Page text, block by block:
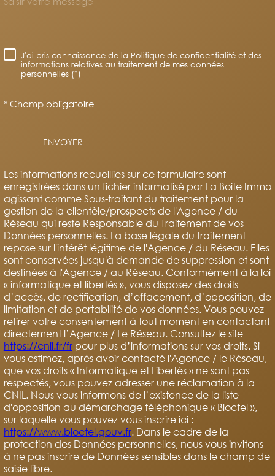
RÈGLEMENTATION
J'ai pris connaissance de la Politique de confidentialité et des
informations relatives au traitement de mes données
personnelles (*)
* Champ obligatoire
ENVOYER
Les informations recueillies sur ce formulaire sont
enregistrées dans un fichier informatisé par La Boite Immo
agissant comme Sous-traitant du traitement pour la
gestion de la clientèle/prospects de l'Agence / du
Réseau qui reste Responsable du Traitement de vos
Données personnelles. La base légale du traitement
repose sur l'intérêt légitime de l'Agence / du Réseau. Elles
sont conservées jusqu'à demande de suppression et sont
destinées à l'Agence / au Réseau. Conformément à la loi
« informatique et libertés », vous disposez des droits
d’accès, de rectification, d’effacement, d’opposition, de
limitation et de portabilité de vos données. Vous pouvez
retirer votre consentement à tout moment en contactant
directement l’Agence / Le Réseau. Consultez le site
https://cnil.fr/frpour plus d’informations sur vos droits. Si
vous estimez, après avoir contacté l'Agence / le Réseau,
que vos droits « Informatique et Libertés » ne sont pas
respectés, vous pouvez adresser une réclamation à la
CNIL. Nous vous informons de l’existence de la liste
d'opposition au démarchage téléphonique « Bloctel »,
sur laquelle vous pouvez vous inscrire ici :
https://www.bloctel.gouv.fr. Dans le cadre de la
protection des Données personnelles, nous vous invitons
à ne pas inscrire de Données sensibles dans le champ de
saisie libre.